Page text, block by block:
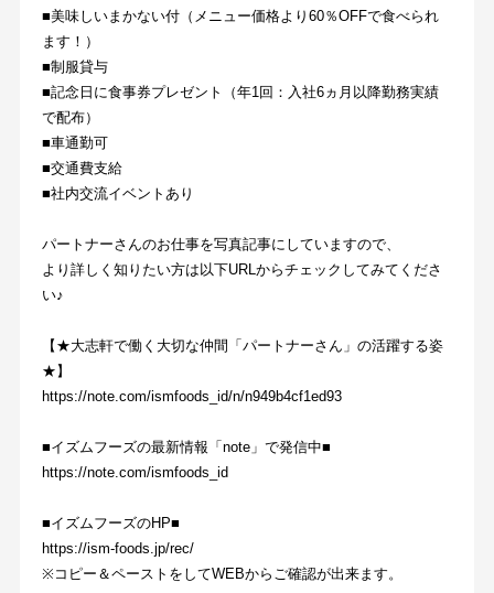
■美味しいまかない付（メニュー価格より60％OFFで食べられ
ます！）
■制服貸与
■記念日に食事券プレゼント（年1回：入社6ヵ月以降勤務実績
で配布）
■車通勤可
■交通費支給
■社内交流イベントあり
パートナーさんのお仕事を写真記事にしていますので、
より詳しく知りたい方は以下URLからチェックしてみてくださ
い♪
【★大志軒で働く大切な仲間「パートナーさん」の活躍する姿
★】
https://note.com/ismfoods_id/n/n949b4cf1ed93
■イズムフーズの最新情報「note」で発信中■
https://note.com/ismfoods_id
■イズムフーズのHP■
https://ism-foods.jp/rec/
※コピー＆ペーストをしてWEBからご確認が出来ます。